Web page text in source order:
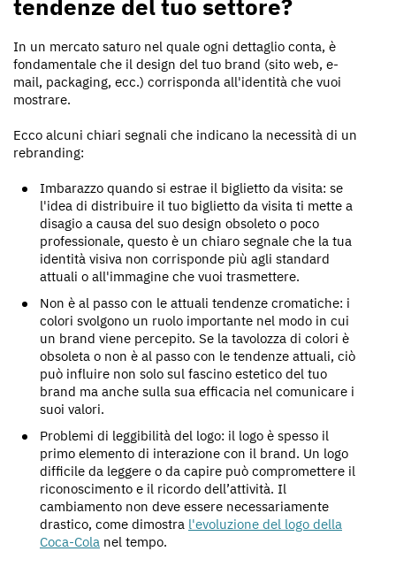
tendenze del tuo settore?
In un mercato saturo nel quale ogni dettaglio conta, è
fondamentale che il design del tuo brand (sito web, e-
mail, packaging, ecc.) corrisponda all'identità che vuoi
mostrare.
Ecco alcuni chiari segnali che indicano la necessità di un
rebranding:
Imbarazzo quando si estrae il biglietto da visita: se
l'idea di distribuire il tuo biglietto da visita ti mette a
disagio a causa del suo design obsoleto o poco
professionale, questo è un chiaro segnale che la tua
identità visiva non corrisponde più agli standard
attuali o all'immagine che vuoi trasmettere.
Non è al passo con le attuali tendenze cromatiche: i
colori svolgono un ruolo importante nel modo in cui
un brand viene percepito. Se la tavolozza di colori è
obsoleta o non è al passo con le tendenze attuali, ciò
può influire non solo sul fascino estetico del tuo
brand ma anche sulla sua efficacia nel comunicare i
suoi valori.
Problemi di leggibilità del logo: il logo è spesso il
primo elemento di interazione con il brand. Un logo
difficile da leggere o da capire può compromettere il
riconoscimento e il ricordo dell’attività. Il
cambiamento non deve essere necessariamente
drastico, come dimostra l'evoluzione del logo della
Coca-Cola nel tempo.